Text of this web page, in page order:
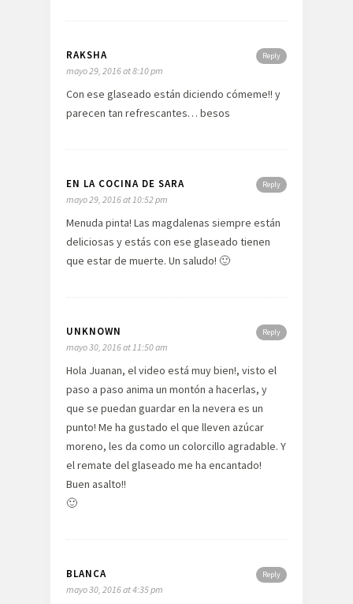
Reply
RAKSHA
mayo 29, 2016 at 8:10 pm
Con ese glaseado están diciendo cómeme!! y
parecen tan refrescantes… besos
Reply
EN LA COCINA DE SARA
mayo 29, 2016 at 10:52 pm
Menuda pinta! Las magdalenas siempre están
deliciosas y estás con ese glaseado tienen
que estar de muerte. Un saludo! 🙂
Reply
UNKNOWN
mayo 30, 2016 at 11:50 am
Hola Juanan, el video está muy bien!, visto el
paso a paso anima un montón a hacerlas, y
que se puedan guardar en la nevera es un
punto! Me ha gustado el que lleven azúcar
moreno, les da como un colorcillo agradable. Y
el remate del glaseado me ha encantado!
Buen asalto!!
🙂
Reply
BLANCA
mayo 30, 2016 at 4:35 pm